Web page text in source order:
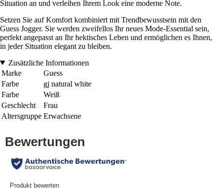
Situation an und verleihen Ihrem Look eine moderne Note.
Setzen Sie auf Komfort kombiniert mit Trendbewusstsein mit den
Guess Jogger. Sie werden zweifellos Ihr neues Mode-Essential sein,
perfekt angepasst an Ihr hektisches Leben und ermöglichen es Ihnen,
in jeder Situation elegant zu bleiben.
Zusätzliche Informationen
Marke
Guess
Farbe
gj natural white
Farbe
Weiß
Geschlecht
Frau
Altersgruppe Erwachsene